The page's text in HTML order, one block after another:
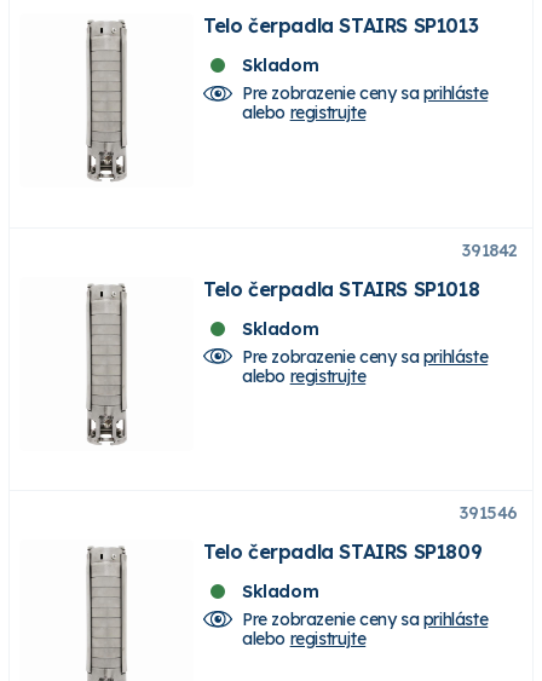
Telo čerpadla STAIRS SP1013
Skladom
Pre zobrazenie ceny saprihláste
alebo registrujte
391842
Telo čerpadla STAIRS SP1018
Skladom
Pre zobrazenie ceny saprihláste
alebo registrujte
391546
Telo čerpadla STAIRS SP1809
Skladom
Pre zobrazenie ceny saprihláste
alebo registrujte